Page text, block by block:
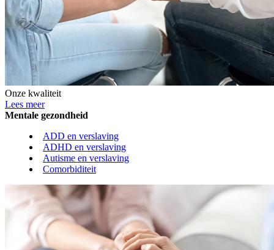
Onze kwaliteit
Lees meer
Mentale gezondheid
ADD en verslaving
ADHD en verslaving
Autisme en verslaving
Comorbiditeit